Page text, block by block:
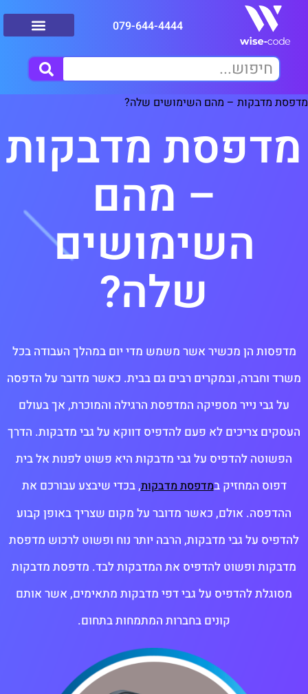
079-644-4444
מדפסת מדבקות – מהם השימושים שלה?
מדפסת מדבקות
– מהם
השימושים
שלה?
מדפסות הן מכשיר אשר משמש מדי יום במהלך העבודה בכל
משרד וחברה, ובמקרים רבים גם בבית. כאשר מדובר על הדפסה
על גבי נייר מספיקה המדפסת הרגילה והמוכרת, אך בעולם
העסקים צריכים לא פעם להדפיס דווקא על גבי מדבקות. הדרך
הפשוטה להדפיס על גבי מדבקות היא פשוט לפנות אל בית
דפוס המחזיק במדפסת מדבקות, בכדי שיבצע עבורכם את
ההדפסה. אולם, כאשר מדובר על מקום שצריך באופן קבוע
להדפיס על גבי מדבקות, הרבה יותר נוח ופשוט לרכוש מדפסת
מדבקות ופשוט להדפיס את המדבקות לבד. מדפסת מדבקות
מסוגלת להדפיס על גבי דפי מדבקות מתאימים, אשר אותם
קונים בחברות המתמחות בתחום.